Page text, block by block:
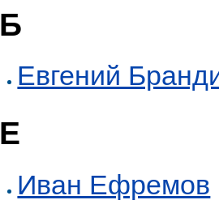
Б
Евгений
Е
Иван Ефремов